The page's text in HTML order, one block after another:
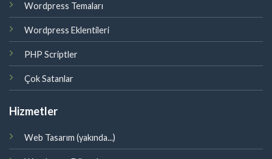
Wordpress Temaları
Wordpress Eklentileri
PHP Scriptler
Çok Satanlar
Hizmetler
Web Tasarım (yakında...)